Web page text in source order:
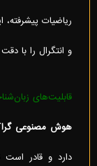
ریاضیات
و انتگرال را با دقت ۹۵٪ حل کند.
قابلیت‌های
هوش مصنوعی گراک ۴
دارد و قادر